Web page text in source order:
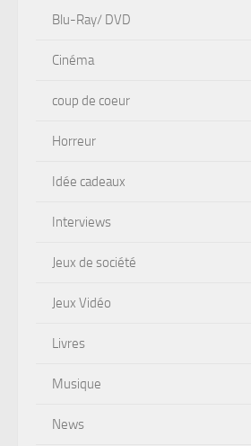
Blu-Ray/ DVD
Cinéma
coup de coeur
Horreur
Idée cadeaux
Interviews
Jeux de société
Jeux Vidéo
Livres
Musique
News